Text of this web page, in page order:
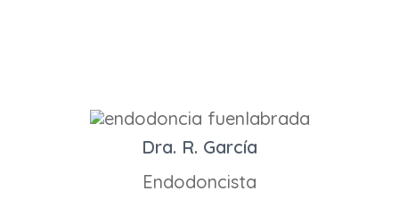
Dra. R. García
Endodoncista